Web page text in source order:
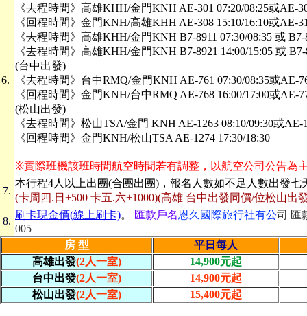
6.
《去程時間》高雄KHH/金門KNH AE-301 07:20/08:25或AE-
《回程時間》金門KNH/高雄KHH AE-308 15:10/16:10或AE-
《去程時間》高雄KHH/金門KNH B7-8911 07:30/08:35 或 B7-
《去程時間》高雄KHH/金門KNH B7-8921 14:00/15:05 或 B7-
(台中出發)
《去程時間》台中RMQ/金門KNH AE-761 07:30/08:35或AE-
《回程時間》金門KNH/台中RMQ AE-768 16:00/17:00或AE-
(松山出發)
《去程時間》松山TSA/金門 KNH AE-1263 08:10/09:30或AE-
《回程時間》金門KNH/松山TSA AE-1274 17:30/18:30
※實際班機該班時間航空時間若有調整，以航空公司公告為
7.
本行程4人以上出團(合團出團)，報名人數如不足人數出發
(卡周四.日+500 卡五.六+1000)(高雄 台中出發同價/位松山出
8.
刷卡現金價(線上刷卡)。 匯款戶名恩久國際旅行社有公司 匯
005
房 型
平日每人
高雄出發(2人一室)
14,900元起
台中出發(2人一室)
14,900元起
松山出發(2人一室) 15,400元起